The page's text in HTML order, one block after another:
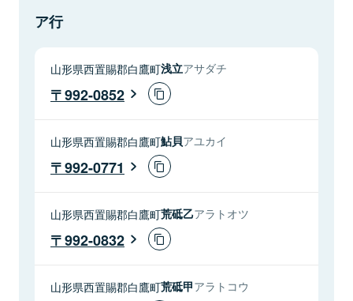
ア行
山形県西置賜郡白鷹町浅立アサダチ
992-0852
山形県西置賜郡白鷹町鮎貝アユカイ
992-0771
山形県西置賜郡白鷹町荒砥乙アラトオツ
992-0832
山形県西置賜郡白鷹町荒砥甲アラトコウ